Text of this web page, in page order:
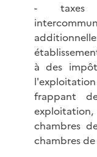
- taxes
à des
frappant
chambres
chambres